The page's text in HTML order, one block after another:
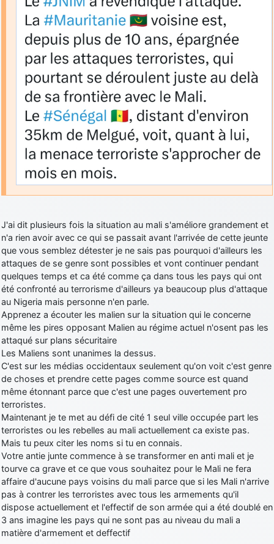
J'ai dit plusieurs fois la situation au mali s'améliore grandement et
n'a rien avoir avec ce qui se passait avant l'arrivée de cette jeunte
que vous semblez détester je ne sais pas pourquoi d'ailleurs les
attaques de se genre sont possibles et vont continuer pendant
quelques temps et ca été comme ça dans tous les pays qui ont
été confronté au terrorisme d'ailleurs ya beaucoup plus d'attaque
au Nigeria mais personne n'en parle.
Apprenez a écouter les malien sur la situation qui le concerne
même les pires opposant Malien au régime actuel n'osent pas les
attaqué sur plans sécuritaire
Les Maliens sont unanimes la dessus.
C'est sur les médias occidentaux seulement qu'on voit c'est genre
de choses et prendre cette pages comme source est quand
même étonnant parce que c'est une pages ouvertement pro
terroristes.
Maintenant je te met au défi de cité 1 seul ville occupée part les
terroristes ou les rebelles au mali actuellement ca existe pas.
Mais tu peux citer les noms si tu en connais.
Votre antie junte commence à se transformer en anti mali et je
tourve ca grave et ce que vous souhaitez pour le Mali ne fera
affaire d'aucune pays voisins du mali parce que si les Mali n'arrive
pas à contrer les terroristes avec tous les armements qu'il
dispose actuellement et l'effectif de son armée qui a été doublé en
3 ans imagine les pays qui ne sont pas au niveau du mali a
matière d'armement et deffectif